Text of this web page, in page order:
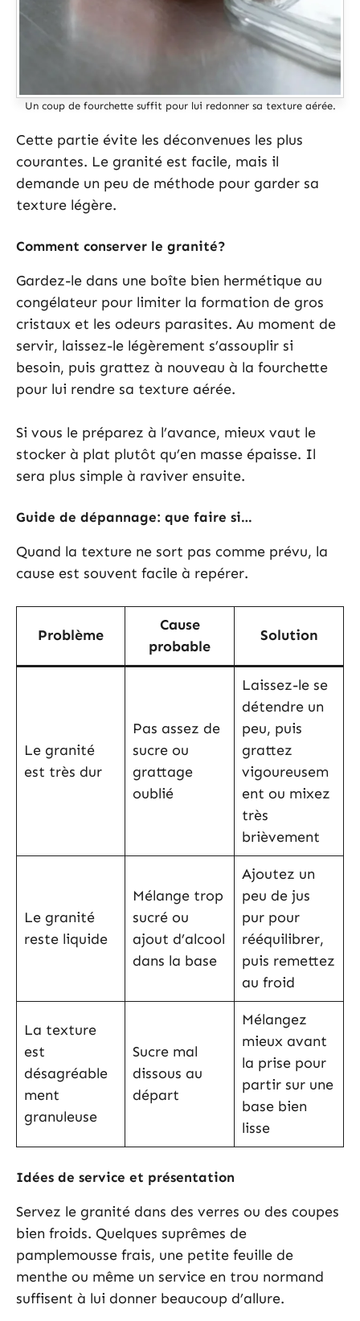
Un coup de fourchette suffit pour lui redonner sa texture aérée.
Cette partie évite les déconvenues les plus
courantes. Le granité est facile, mais il
demande un peu de méthode pour garder sa
texture légère.
Comment conserver le granité?
Gardez-le dans une boîte bien hermétique au
congélateur pour limiter la formation de gros
cristaux et les odeurs parasites. Au moment de
servir, laissez-le légèrement s’assouplir si
besoin, puis grattez à nouveau à la fourchette
pour lui rendre sa texture aérée.
Si vous le préparez à l’avance, mieux vaut le
stocker à plat plutôt qu’en masse épaisse. Il
sera plus simple à raviver ensuite.
Guide de dépannage: que faire si…
Quand la texture ne sort pas comme prévu, la
cause est souvent facile à repérer.
Problème
Cause
probable
Solution
Le granité
est très dur
Pas assez de
sucre ou
grattage
oublié
Laissez-le se
détendre un
peu, puis
grattez
vigoureusem
ent ou mixez
très
brièvement
Le granité
reste liquide
Mélange trop
sucré ou
ajout d’alcool
dans la base
Ajoutez un
peu de jus
pur pour
rééquilibrer,
puis remettez
au froid
La texture
est
désagréable
ment
granuleuse
Sucre mal
dissous au
départ
Mélangez
mieux avant
la prise pour
partir sur une
base bien
lisse
Idées de service et présentation
Servez le granité dans des verres ou des coupes
bien froids. Quelques suprêmes de
pamplemousse frais, une petite feuille de
menthe ou même un service en trou normand
suffisent à lui donner beaucoup d’allure.